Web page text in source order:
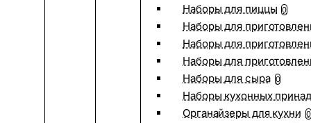
Наборы для пиццы 0
Наборы для
Наборы для
Наборы для
Наборы для сыра 0
Наборы кухонных
Органайзеры для кухни 0